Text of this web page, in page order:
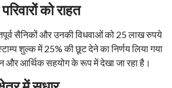
को राहत
सैनिकों और उनकी विधवाओं को 25 लाख रुपये
शुल्क में 25% की छूट देने का निर्णय लिया गया
आर्थिक सहयोग के रूप में देखा जा रहा है।